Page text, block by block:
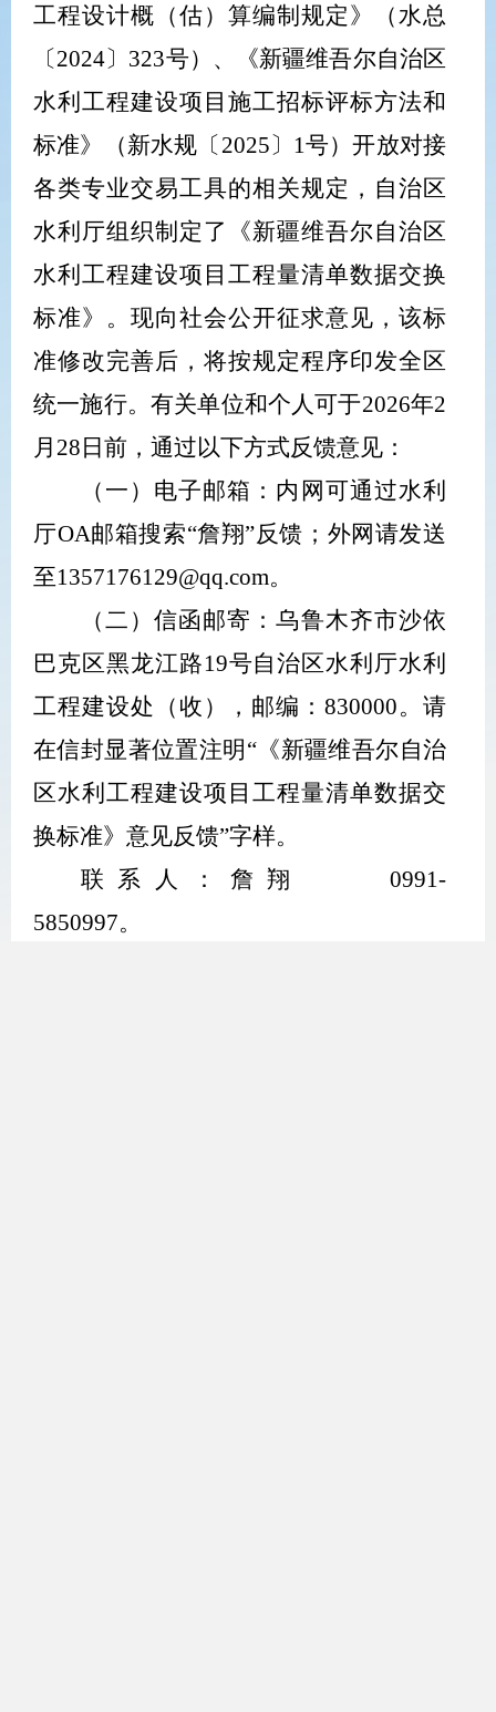
工程设计概（估）算编制规定》（水总
〔2024〕 323号）、《新疆维吾尔自治区
水利工程建设项目施工招标评标方法和
标准》
（新水规 〔 2025〕 1号）开放对接
各类专业交易工具的相关规定，自治区
水利厅组织制定了
《新疆维吾尔自治区
水利工程建设项目工程量清单数据交换
标准》。现向社会公开征求意见， 该标
准修改完善后，将按规定程序印发全区
统一施行。 有关单位和个人可于2026年2
月 28 日 前， 通过以下方式反馈意见：
（一）电子邮箱：内网可通过水利
厅OA邮箱搜索“詹翔”反馈；外网请发送
至1357176129@qq.com。
（二）信函邮寄：乌鲁木齐市沙依
巴克区黑龙江路19号自治区水利厅水利
工程建设处（收），邮编：830000。请
在信封显著位置注明 “《新疆维吾尔自治
区水利工程建设项目工程量清单数据交
换标准》意见反馈”字样。
联系人：詹翔
0991-
5850997。